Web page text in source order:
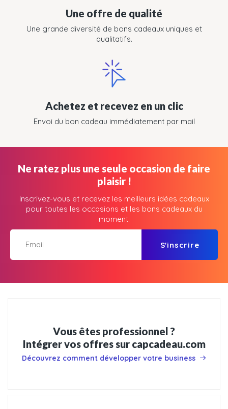
Une offre de qualité
Une grande diversité de bons cadeaux uniques et
qualitatifs.
Achetez et recevez en un clic
Envoi du bon cadeau immédiatement par mail
Ne ratez plus une seule occasion de faire
plaisir !
Inscrivez-vous et recevez les meilleurs idées cadeaux
pour toutes les occasions et les bons cadeaux du
moment.
S'inscrire
Vous êtes professionnel ?
Intégrer vos offres sur capcadeau.com
Découvrez comment développer votre business